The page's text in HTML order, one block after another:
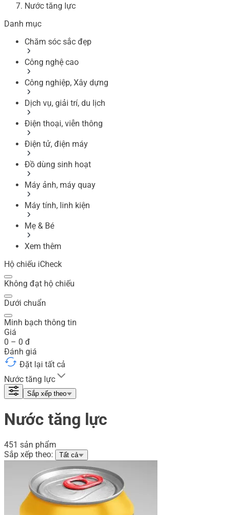
Nước tăng lực
Danh mục
Chăm sóc sắc đẹp
Công nghệ cao
Công nghiệp, Xây dựng
Dịch vụ, giải trí, du lịch
Điện thoại, viễn thông
Điện tử, điện máy
Đồ dùng sinh hoạt
Máy ảnh, máy quay
Máy tính, linh kiện
Mẹ & Bé
Xem thêm
Hộ chiếu iCheck
Không đạt hộ chiếu
Dưới chuẩn
Minh bạch thông tin
Giá
0 – 0 đ
Đánh giá
Đặt lại tất cả
Nước tăng lực
Sắp xếp theo
Nước tăng lực
451 sản phẩm
Sắp xếp theo:
Tất cả